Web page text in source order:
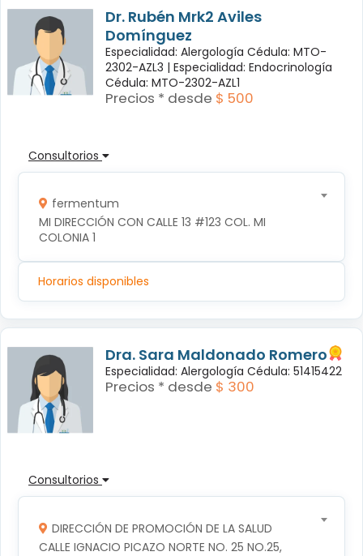
Dr. Rubén Mrk2 Aviles
Domínguez
Especialidad: Alergología Cédula: MTO-
2302-AZL3 | Especialidad: Endocrinología
Cédula: MTO-2302-AZL1
Precios * desde $ 500
Consultorios
fermentum
MI DIRECCIÓN CON CALLE 13 #123 COL. MI
COLONIA 1
Horarios disponibles
Dra. Sara Maldonado Romero
Especialidad: Alergología Cédula: 51415422
Precios * desde $ 300
Consultorios
DIRECCIÓN DE PROMOCIÓN DE LA SALUD
CALLE IGNACIO PICAZO NORTE NO. 25 NO.25,